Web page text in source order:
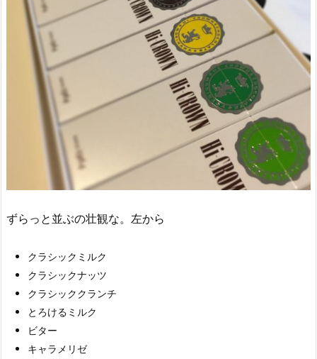
ずらっと並ぶの壮観な。左から
クラシックミルク
クラシックナッツ
クラシッククランチ
とろけるミルク
ビター
キャラメリゼ